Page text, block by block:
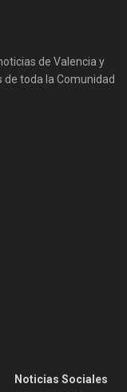
de Valencia y
de toda la Comunidad
Noticias Sociales